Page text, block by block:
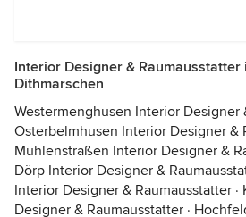
Interior Designer &
Dithmarschen
Westermenghusen Interior Designer
Osterbelmhusen Interior Designer &
Mühlenstraßen Interior Designer &
Dörp Interior Designer &
Interior Designer & Raumausstatter ·
Designer & Raumausstatter ·